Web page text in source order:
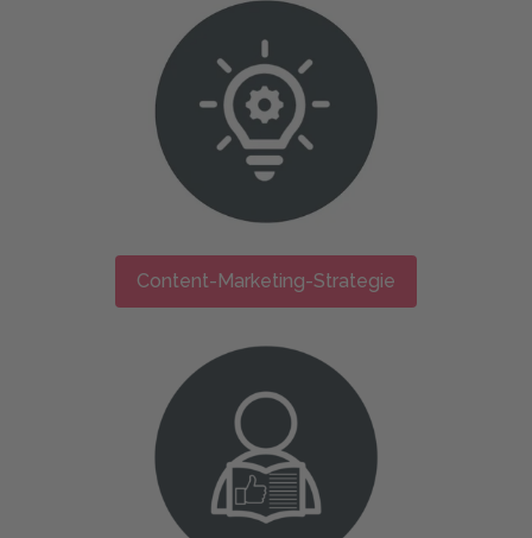
Content-Marketing-Strategie